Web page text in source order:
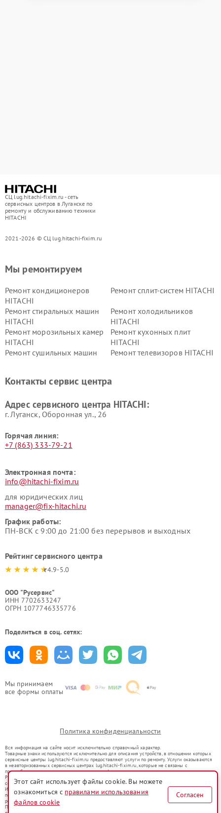
СЦ lug.hitachi-fixim.ru - сеть
сервисных центров в Луганске по
ремонту и обслуживанию техники
HITACHI
2021-2026 © СЦ lug.hitachi-fixim.ru
Мы принимаем
все формы оплаты
Мы ремонтируем
Ремонт кондиционеров
HITACHI
Ремонт сплит-систем HITACHI
Ремонт стиральных машин
HITACHI
Ремонт холодильников
HITACHI
Ремонт морозильных камер
HITACHI
Ремонт кухонных плит
HITACHI
Ремонт сушильных машин
Ремонт телевизоров HITACHI
данных HITACHI
HITACHI
HITACHI
HITACHI
Контакты сервис центра
Адрес сервисного центра HITACHI:
г. Луганск, Оборонная ул., 26
Горячая линия:
+7 (863) 333-79-21
Электронная почта:
info@hitachi-fixim.ru
для юридических лиц
manager@fix-hitachi.ru
График работы:
ПН-ВСК с 9:00 до 21:00 без перерывов и выходных
Рейтинг сервисного центра
4.9-5.0
ООО "Русервис"
ИНН 7702633247
ОГРН 1077746335776
Поделиться в соц. сетях:
Политика конфиденциальности
Вся информация на сайте носит исключительно справочный характер.
Товарные знаки используются исключительно для описания устройств, в отношении которых
сервисные центры lug.hitachi-fixim.ru предоставляют услуги по ремонту. Услуги оказываются
в неавторизованных сервисных центрах lug.hitachi-fixim.ru, которые не связаны с
правообладателями товарных знаков или их официальными представителями.
Ремонт осуществляется для устройств, уже введенных в гражданский оборот в соответствии
со статьей 1487 ГК РФ.
Использование товарных знаков не преследует цели индивидуализации услуг или введения
потребителей в заблуждение, а служит для информирования о предоставляемых услугах по
ремонту техники указанных брендов.
Представленная на сайте информация не является публичной офертой, определяемой
Этот сайт использует файлы cookie. Вы можете
ознакомиться с правилами использования
файлов cookie
Согласен